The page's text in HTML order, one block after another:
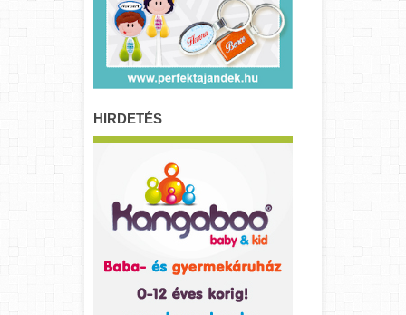
HIRDETÉS